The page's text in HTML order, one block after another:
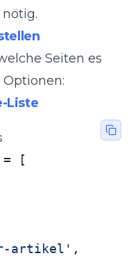
Seiten es
Liste
= [
artikel' ,